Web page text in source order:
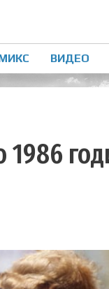
ВИДЕО
1986